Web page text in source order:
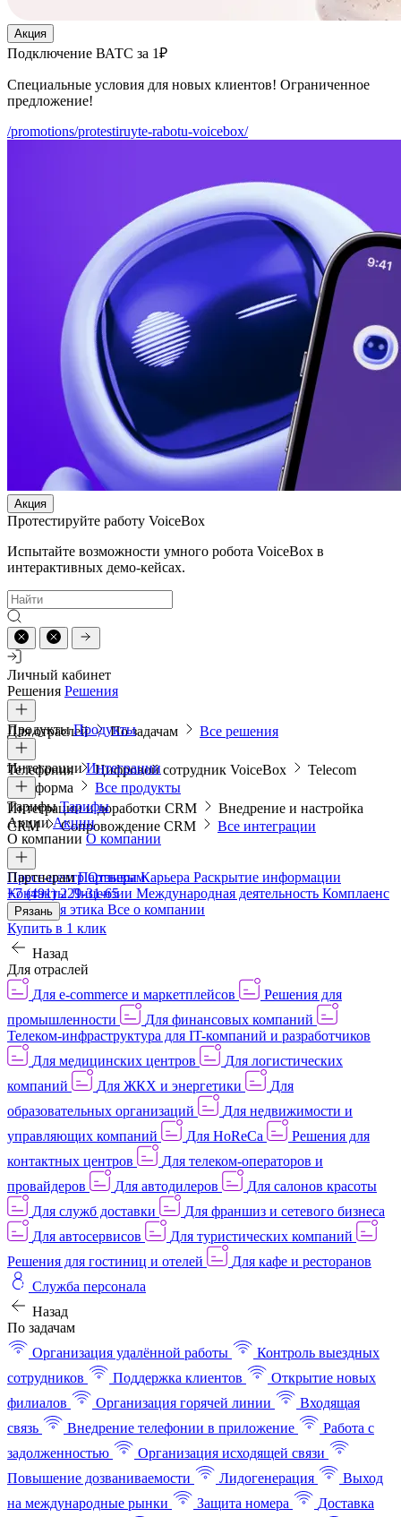
Акция
Подключение ВАТС за 1₽
Специальные условия для новых клиентов! Ограниченное
предложение!
/promotions/protestiruyte-rabotu-voicebox/
Акция
Протестируйте работу VoiceBox
Испытайте возможности умного робота VoiceBox в
интерактивных демо-кейсах.
Личный кабинет
Решения Решения
Для отраслей По задачам Все решения
ПродуктыПродукты
Телефония Цифровой сотрудник VoiceBox
Telecom
платформа
Все продукты
ИнтеграцииИнтеграции
Интеграции и доработки CRM
Внедрение и настройка
CRM
Сопровождение CRM Все интеграции
ТарифыТарифы
АкцииАкции
О компании О компании
Пресс-центрОтзывыКарьера Раскрытие информации
КонтактыЛицензии Международная деятельность Комплаенс
и деловая этика Все о компании
ПартнерамПартнерам
+7 (491) 229-31-65
Рязань
Купить в 1 клик
Назад
Для отраслей
Для e-commerce и маркетплейсов
Решения для
промышленности
Для финансовых компаний
Телеком-инфраструктура для IT-компаний и разработчиков
Для медицинских центров
Для логистических
компаний
Для ЖКХ и энергетики
Для
образовательных организаций
Для недвижимости и
управляющих компаний
Для HoReCa
Решения для
контактных центров
Для телеком-операторов и
провайдеров
Для автодилеров
Для салонов красоты
Для служб доставки
Для франшиз и сетевого бизнеса
Для автосервисов
Для туристических компаний
Решения для гостиниц и отелей
Для кафе и ресторанов
Служба персонала
Назад
По задачам
Организация удалённой работы
Контроль выездных
сотрудников
Поддержка клиентов
Открытие новых
филиалов
Организация горячей линии
Входящая
связь
Внедрение телефонии в приложение
Работа с
задолженностью
Организация исходящей связи
Повышение дозваниваемости
Лидогенерация
Выход
на международные рынки
Защита номера
Доставка